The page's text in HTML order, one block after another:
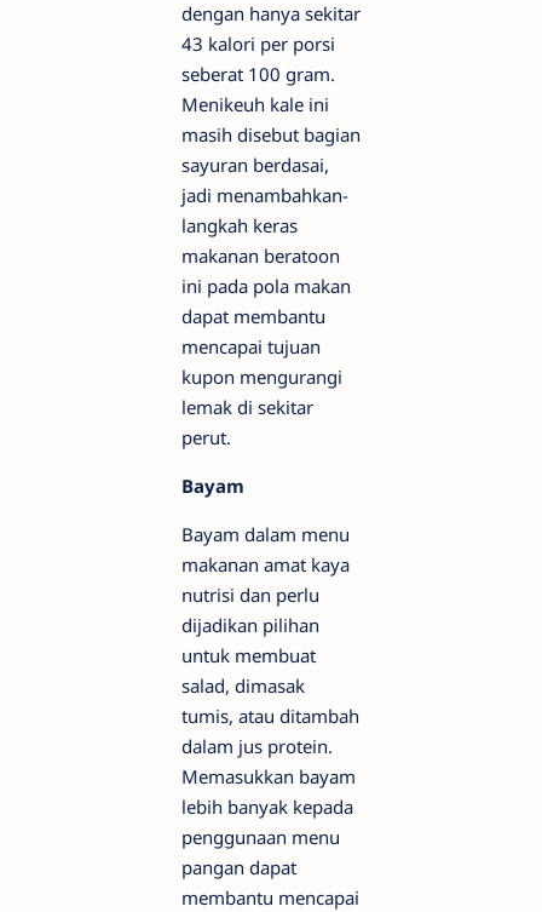
dengan hanya sekitar
43 kalori per porsi
seberat 100 gram.
Menikeuh kale ini
masih disebut bagian
sayuran berdasai,
jadi menambahkan-
langkah keras
makanan beratoon
ini pada pola makan
dapat membantu
mencapai tujuan
kupon mengurangi
lemak di sekitar
perut.
Bayam
Bayam dalam menu
makanan amat kaya
nutrisi dan perlu
dijadikan pilihan
untuk membuat
salad, dimasak
tumis, atau ditambah
dalam jus protein.
Memasukkan bayam
lebih banyak kepada
penggunaan menu
pangan dapat
membantu mencapai